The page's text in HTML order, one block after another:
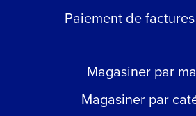
Paiement de
Magasiner par
Magasiner par